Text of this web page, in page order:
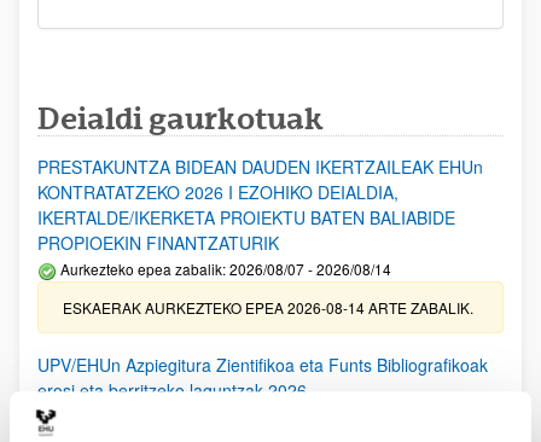
Deialdi gaurkotuak
PRESTAKUNTZA BIDEAN DAUDEN IKERTZAILEAK EHUn
KONTRATATZEKO 2026 I EZOHIKO DEIALDIA,
IKERTALDE/IKERKETA PROIEKTU BATEN BALIABIDE
PROPIOEKIN FINANTZATURIK
Aurkezteko epea zabalik: 2026/08/07 - 2026/08/14
ESKAERAK AURKEZTEKO EPEA 2026-08-14 ARTE ZABALIK.
UPV/EHUn Azpiegitura Zientifikoa eta Funts Bibliografikoak
erosi eta berritzeko laguntzak 2026